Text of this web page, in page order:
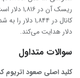
ریسک آن
دلار هدایت می‌کند.
سوالات متداول
کلید اصلی صعود